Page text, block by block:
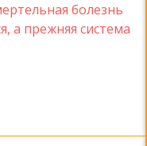
болезнь
а прежняя система